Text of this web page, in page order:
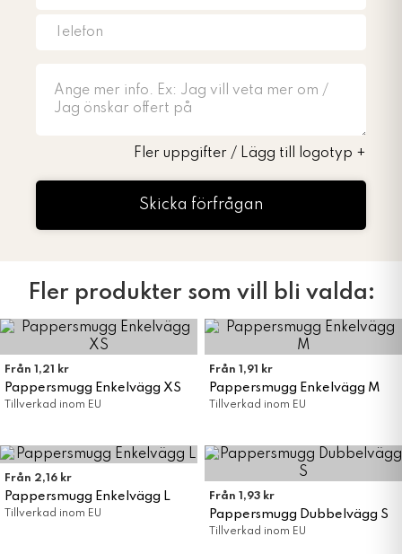
Fler uppgifter / Lägg till logotyp +
Skicka förfrågan
Fler produkter som vill bli valda:
Från 1,21 kr
Pappersmugg Enkelvägg XS
Tillverkad inom EU
Från 1,91 kr
Pappersmugg Enkelvägg M
Tillverkad inom EU
Från 2,16 kr
Pappersmugg Enkelvägg L
Tillverkad inom EU
Från 1,93 kr
Pappersmugg Dubbelvägg S
Tillverkad inom EU